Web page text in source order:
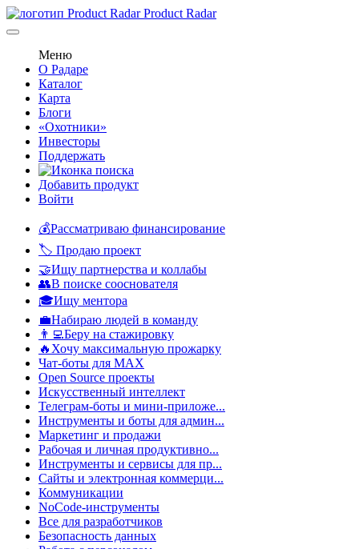
Product Radar
Меню
О Радаре
Каталог
Карта
Блоги
«Охотники»
Инвесторы
Поддержать
Добавить продукт
Войти
💰Рассматриваю финансирование
🏷️ Продаю проект
🤝Ищу партнерства и коллабы
👥В поиске сооснователя
🎓Ищу ментора
💼Набираю людей в команду
👨‍💻Беру на стажировку
🔥Хочу максимальную прожарку
Чат-боты для MAX
Open Source проекты
Искусственный интеллект
Телеграм-боты и мини-приложе...
Инструменты и боты для админ...
Маркетинг и продажи
Рабочая и личная продуктивно...
Инструменты и сервисы для пр...
Сайты и электронная коммерци...
Коммуникации
NoCode-инструменты
Все для разработчиков
Безопасность данных